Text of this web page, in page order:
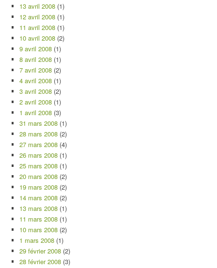
13 avril 2008 (1)
12 avril 2008 (1)
11 avril 2008 (1)
10 avril 2008 (2)
9 avril 2008 (1)
8 avril 2008 (1)
7 avril 2008 (2)
4 avril 2008 (1)
3 avril 2008 (2)
2 avril 2008 (1)
1 avril 2008 (3)
31 mars 2008 (1)
28 mars 2008 (2)
27 mars 2008 (4)
26 mars 2008 (1)
25 mars 2008 (1)
20 mars 2008 (2)
19 mars 2008 (2)
14 mars 2008 (2)
13 mars 2008 (1)
11 mars 2008 (1)
10 mars 2008 (2)
1 mars 2008 (1)
29 février 2008 (2)
28 février 2008 (3)